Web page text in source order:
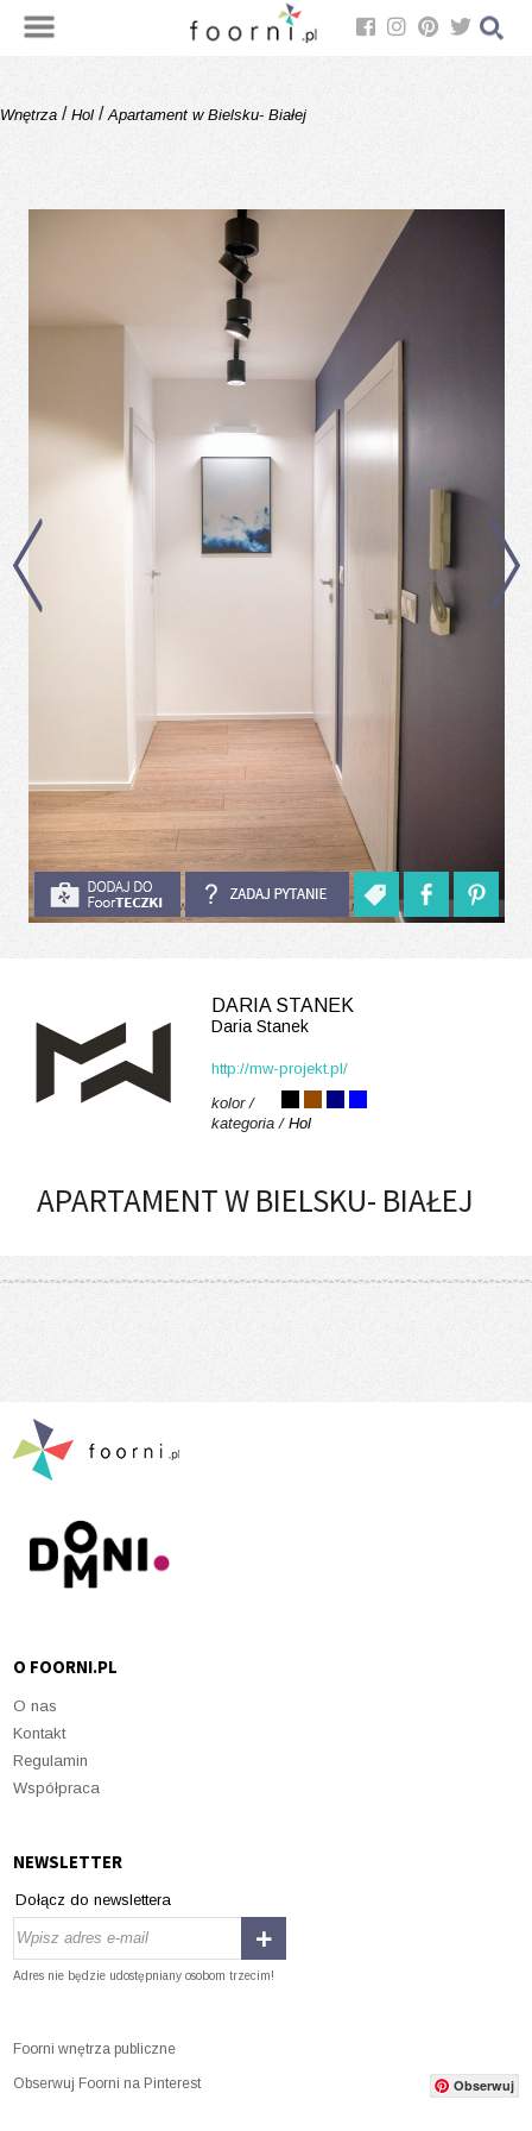
Wnętrza / Hol / Apartament w Bielsku- Białej
DARIA STANEK
Daria Stanek
http://mw-projekt.pl/
kolor /
kategoria / Hol
APARTAMENT W BIELSKU- BIAŁEJ
O FOORNI.PL
O nas
Kontakt
Regulamin
Współpraca
NEWSLETTER
Dołącz do newslettera
Adres nie będzie udostępniany osobom trzecim!
Foorni wnętrza publiczne
Obserwuj Foorni na Pinterest Obserwuj